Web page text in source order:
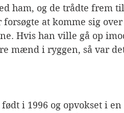
ham, og de trådte frem
at komme sig
Hvis han ville gå op
mænd i ryggen, så var
i 1996 og opvokset i